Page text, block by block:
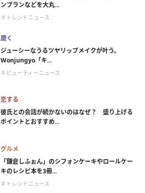
ンブランなどを大丸...
＃トレンドニュース
磨く
ジューシーなうるツヤリップメイクが叶う。
Wonjungyo「キ...
＃ビューティーニュース
恋する
彼氏との会話が続かないのはなぜ？ 盛り上げる
ポイントとおすすめ...
グルメ
「鎌倉しふぉん」のシフォンケーキやロールケー
キのレシピ本を3冊...
＃トレンドニュース